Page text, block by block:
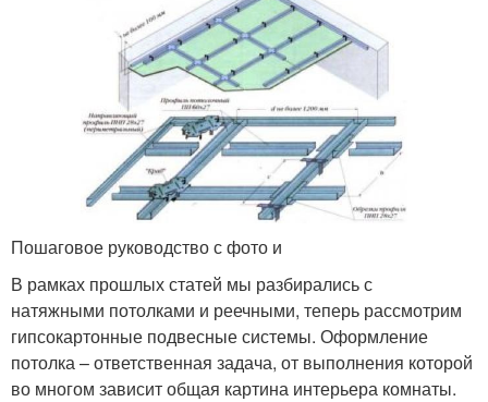
Пошаговое руководство с фото и
В рамках прошлых статей мы разбирались с
натяжными потолками и реечными, теперь рассмотрим
гипсокартонные подвесные системы. Оформление
потолка – ответственная задача, от выполнения которой
во многом зависит общая картина интерьера комнаты.